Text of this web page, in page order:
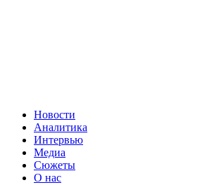
Новости
Аналитика
Интервью
Медиа
Сюжеты
О нас